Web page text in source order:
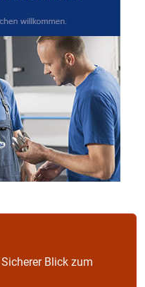
Sicherer Blick zum